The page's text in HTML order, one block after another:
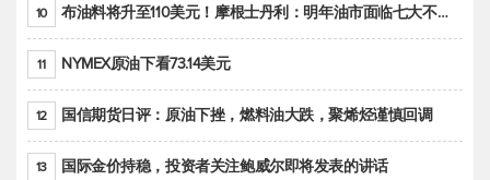
10 布油料将升至110美元！摩根士丹利：明年油市面临七大不确定性
11 NYMEX原油下看73.14美元
12 国信期货日评：原油下挫，燃料油大跌，聚烯烃谨慎回调
13 国际金价持稳，投资者关注鲍威尔即将发表的讲话